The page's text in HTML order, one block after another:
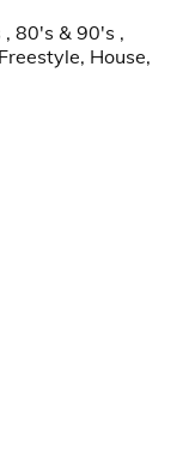
, 80's & 90's ,
House,